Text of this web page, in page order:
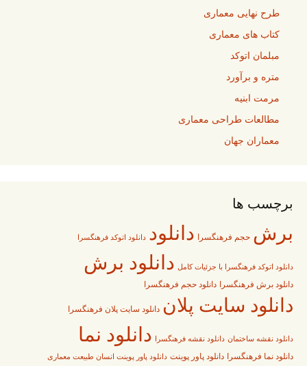
طرح نهایی معماری
کتاب های معماری
مبلمان اتوکد
متره و برآورد
مرمت ابنیه
مطالعات طراحی معماری
معماران جهان
برچسب ها
برش حجم فرهنگسرا دانلود دانلود اتوکد فرهنگسرا
دانلود اتوکد فرهنگسرا با جزئیات کامل دانلود برش
دانلود برش فرهنگسرا دانلود حجم فرهنگسرا
دانلود سایت پلان دانلود سایت پلان فرهنگسرا
دانلود نقشه ساختمان دانلود نقشه فرهنگسرا دانلود نما
دانلود نما فرهنگسرا دانلود پاور پوینت دانلود پاور پوینت انسان طبیعت معماری